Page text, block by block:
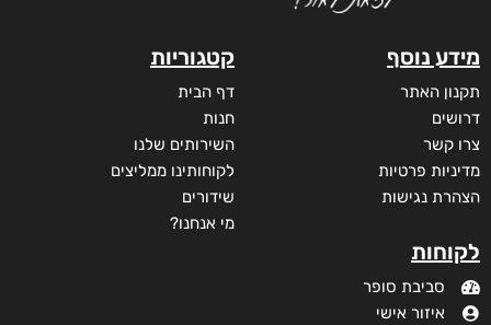
מידע נוסף
תקנון האתר
דרושים
צרו קשר
מדיניות פרטיות
הצהרת נגישות
לקוחות
סביבת סופר
איזור אישי
קטגוריות
דף הבית
חנות
השירותים שלנו
לקוחותינו ממליצים
שידורים
מי אנחנו?